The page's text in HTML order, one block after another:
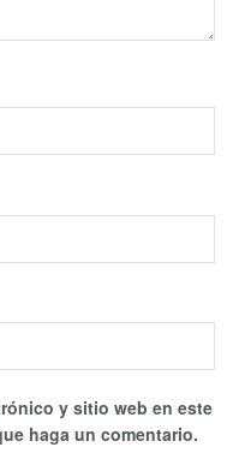
y sitio web en este
haga un comentario.